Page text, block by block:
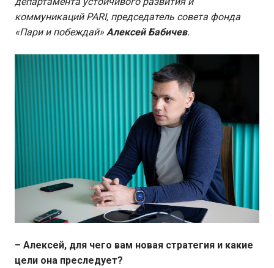
коммуникаций PARI, председатель совета фонда
«Пари и побеждай» Алексей Бабичев.
– Алексей, для чего вам новая стратегия и какие
цели она преследует?